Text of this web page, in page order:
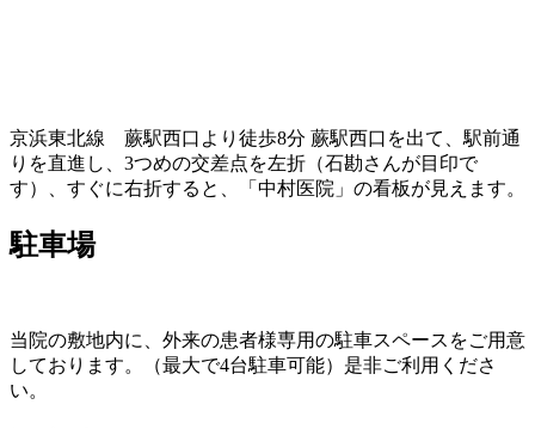
京浜東北線 蕨駅西口より徒歩8分 蕨駅西口を出て、駅前通
りを直進し、3つめの交差点を左折（石勘さんが目印で
す）、すぐに右折すると、「中村医院」の看板が見えます。
駐車場
当院の敷地内に、外来の患者様専用の駐車スペースをご用意
しております。（最大で4台駐車可能）是非ご利用くださ
い。